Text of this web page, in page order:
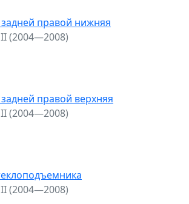
правой нижняя
(2004—2008)
правой верхняя
(2004—2008)
(2004—2008)